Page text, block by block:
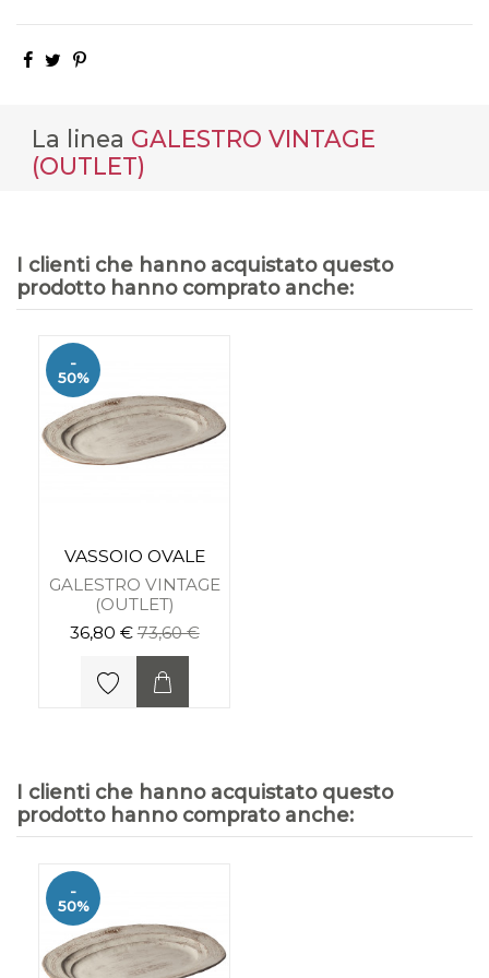
La linea GALESTRO VINTAGE
(OUTLET)
I clienti che hanno acquistato questo
prodotto hanno comprato anche:
-
50%
VASSOIO OVALE
GALESTRO VINTAGE
(OUTLET)
36,80 €73,60 €
I clienti che hanno acquistato questo
prodotto hanno comprato anche:
-
50%